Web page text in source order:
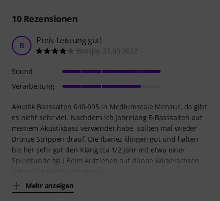
10Rezensionen
B Preis-Leistung gut!
Bassjay 27.03.2022
Akustik Basssaiten 040-095 in Mediumscale Mensur, da gibt
es nicht sehr viel. Nachdem ich Jahrelang E-Basssaiten auf
meinem Akustikbass verwendet habe, sollten mal wieder
Bronze Strippen drauf. Die Ibanez klingen gut und halten
bis her sehr gut den Klang (ca 1/2 Jahr mit etwa einer
Spielstunde tgl.) Beim Aufziehen auf dünne Wickelachsen
Mehr anzeigen
Sound
Verarbeitung